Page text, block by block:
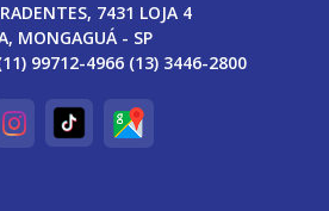
7431 LOJA 4
MONGAGUÁ - SP
99712-4966 (13) 3446-2800